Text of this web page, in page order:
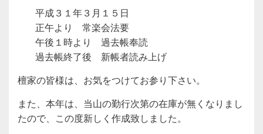
平成３１年３月１５日
正午より 常楽会法要
午後１時より 過去帳奉読
過去帳終了後 新帳者読み上げ
檀家の皆様は、お気をつけてお参り下さい。
また、本年は、当山の勤行次第の在庫が無くなりまし
たので、この度新しく作成致しました。